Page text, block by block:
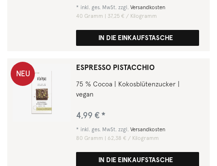
* inkl. ges. MwSt. zzgl.Versandkosten
40 Gramm | 37,25 € / Kilogramm
IN DIE EINKAUFSTASCHE
NEU
ESPRESSO PISTACCHIO
75 % Cocoa | Kokosblütenzucker |
vegan
4,99 € *
* inkl. ges. MwSt. zzgl.Versandkosten
80 Gramm | 62,38 € / Kilogramm
IN DIE EINKAUFSTASCHE